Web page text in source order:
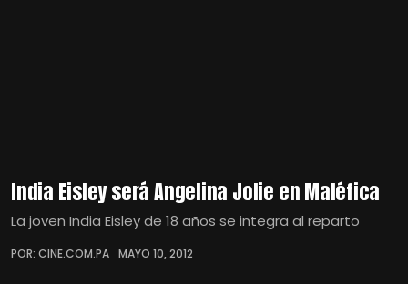
India Eisley será Angelina Jolie en Maléfica
La joven India Eisley de 18 años se integra al reparto
POR: CINE.COM.PA MAYO 10, 2012